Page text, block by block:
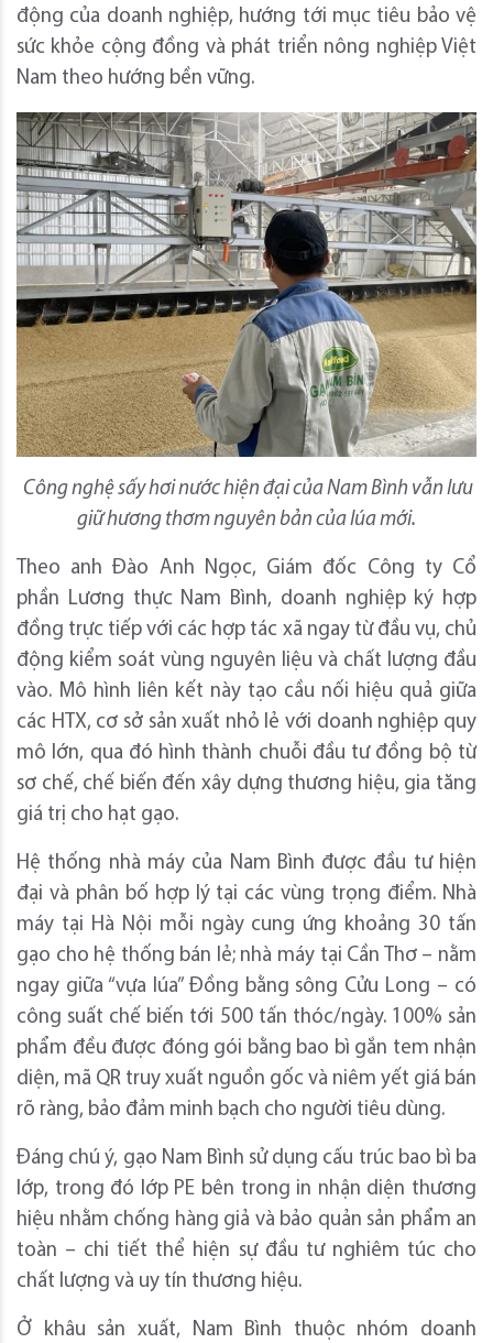
động của doanh nghiệp, hướng tới mục tiêu bảo vệ
sức khỏe cộng đồng và phát triển nông nghiệp Việt
Nam theo hướng bền vững.
Công nghệ sấy hơi nước hiện đại của Nam Bình vẫn lưu
giữ hương thơm nguyên bản của lúa mới.
Theo anh Đào Anh Ngọc, Giám đốc Công ty Cổ
phần Lương thực Nam Bình, doanh nghiệp ký hợp
đồng trực tiếp với các hợp tác xã ngay từ đầu vụ, chủ
động kiểm soát vùng nguyên liệu và chất lượng đầu
vào. Mô hình liên kết này tạo cầu nối hiệu quả giữa
các HTX, cơ sở sản xuất nhỏ lẻ với doanh nghiệp quy
mô lớn, qua đó hình thành chuỗi đầu tư đồng bộ từ
sơ chế, chế biến đến xây dựng thương hiệu, gia tăng
giá trị cho hạt gạo.
Hệ thống nhà máy của Nam Bình được đầu tư hiện
đại và phân bố hợp lý tại các vùng trọng điểm. Nhà
máy tại Hà Nội mỗi ngày cung ứng khoảng 30 tấn
gạo cho hệ thống bán lẻ; nhà máy tại Cần Thơ – nằm
ngay giữa “vựa lúa” Đồng bằng sông Cửu Long – có
công suất chế biến tới 500 tấn thóc/ngày. 100% sản
phẩm đều được đóng gói bằng bao bì gắn tem nhận
diện, mã QR truy xuất nguồn gốc và niêm yết giá bán
rõ ràng, bảo đảm minh bạch cho người tiêu dùng.
Đáng chú ý, gạo Nam Bình sử dụng cấu trúc bao bì ba
lớp, trong đó lớp PE bên trong in nhận diện thương
hiệu nhằm chống hàng giả và bảo quản sản phẩm an
toàn – chi tiết thể hiện sự đầu tư nghiêm túc cho
chất lượng và uy tín thương hiệu.
Ở khâu sản xuất, Nam Bình thuộc nhóm doanh